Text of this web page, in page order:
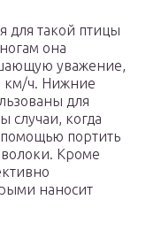
для такой птицы
она
уважение,
км/ч. Нижние
для
случаи, когда
помощью портить
Кроме
наносит